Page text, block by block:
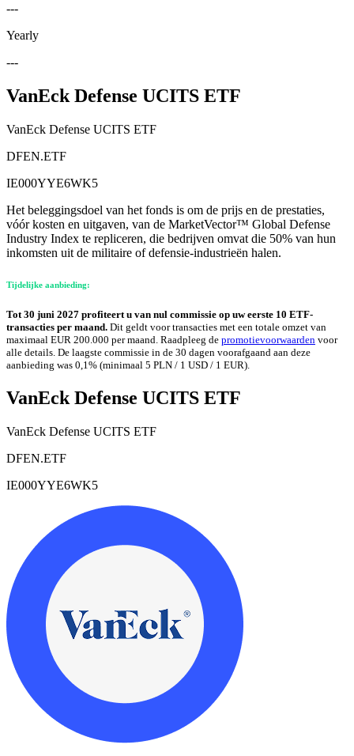
---
Yearly
---
VanEck Defense UCITS ETF
VanEck Defense UCITS ETF
DFEN.ETF
IE000YYE6WK5
Het beleggingsdoel van het fonds is om de prijs en de prestaties,
vóór kosten en uitgaven, van de MarketVector™ Global Defense
Industry Index te repliceren, die bedrijven omvat die 50% van hun
inkomsten uit de militaire of defensie-industrieën halen.
Tijdelijke aanbieding:
Tot 30 juni 2027 profiteert u van nul commissie op uw eerste 10 ETF-
transacties per maand. Dit geldt voor transacties met een totale omzet van
maximaal EUR 200.000 per maand. Raadpleeg de promotievoorwaarden voor
alle details. De laagste commissie in de 30 dagen voorafgaand aan deze
aanbieding was 0,1% (minimaal 5 PLN / 1 USD / 1 EUR).
VanEck Defense UCITS ETF
VanEck Defense UCITS ETF
DFEN.ETF
IE000YYE6WK5